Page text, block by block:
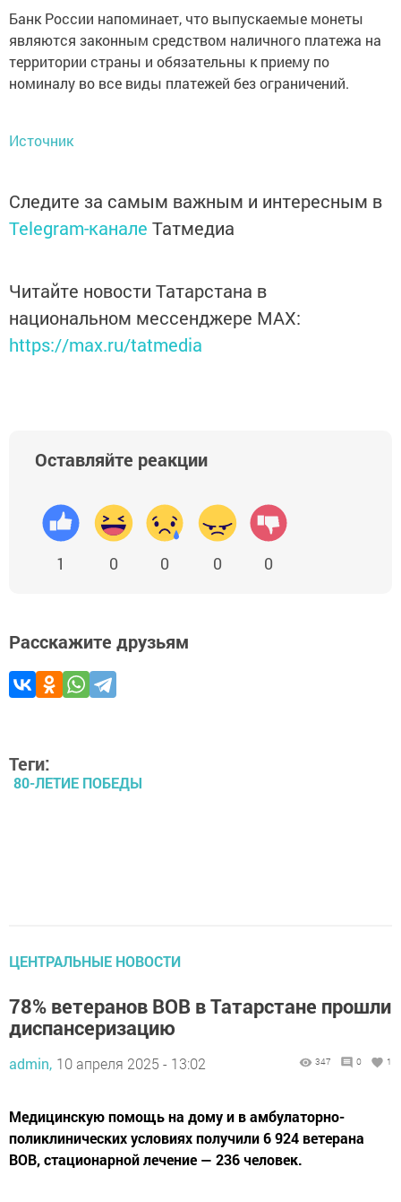
Банк России напоминает, что выпускаемые монеты
являются законным средством наличного платежа на
территории страны и обязательны к приему по
номиналу во все виды платежей без ограничений.
Источник
Следите за самым важным и интересным в
Telegram-канале Татмедиа
Читайте новости Татарстана в
национальном мессенджере MАХ:
https://max.ru/tatmedia
Оставляйте реакции
1 0 0 0 0
Расскажите друзьям
Теги:
80-ЛЕТИЕ ПОБЕДЫ
ЦЕНТРАЛЬНЫЕ НОВОСТИ
78% ветеранов ВОВ в Татарстане прошли
диспансеризацию
admin, 10 апреля 2025 - 13:02 347 0 1
Медицинскую помощь на дому и в амбулаторно-
поликлинических условиях получили 6 924 ветерана
ВОВ, стационарной лечение — 236 человек.